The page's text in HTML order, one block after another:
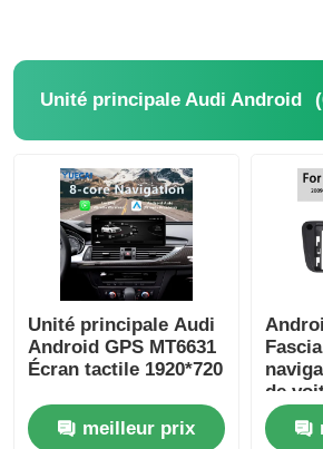
Unité principale Audi Android
Unité principale Audi
Android GPS MT6631
Écran tactile 1920*720
meilleur prix
de
/ Q5 /